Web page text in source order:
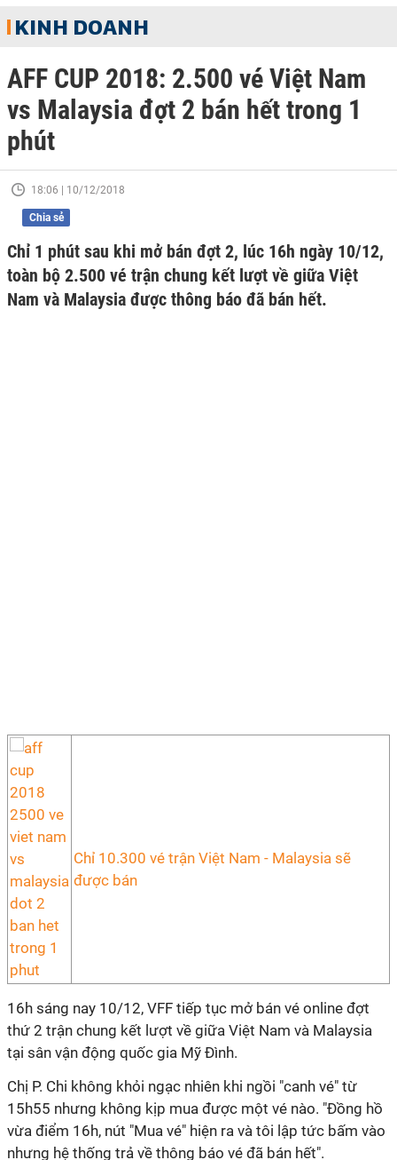
KINH DOANH
AFF CUP 2018: 2.500 vé Việt Nam
vs Malaysia đợt 2 bán hết trong 1
phút
18:06 | 10/12/2018
Chia sẻ
Chỉ 1 phút sau khi mở bán đợt 2, lúc 16h ngày 10/12,
toàn bộ 2.500 vé trận chung kết lượt về giữa Việt
Nam và Malaysia được thông báo đã bán hết.
Chỉ 10.300 vé trận Việt Nam - Malaysia sẽ
được bán
16h sáng nay 10/12, VFF tiếp tục mở bán vé online đợt
thứ 2 trận chung kết lượt về giữa Việt Nam và Malaysia
tại sân vận động quốc gia Mỹ Đình.
Chị P. Chi không khỏi ngạc nhiên khi ngồi "canh vé" từ
15h55 nhưng không kịp mua được một vé nào. "Đồng hồ
vừa điểm 16h, nút "Mua vé" hiện ra và tôi lập tức bấm vào
nhưng hệ thống trả về thông báo vé đã bán hết".